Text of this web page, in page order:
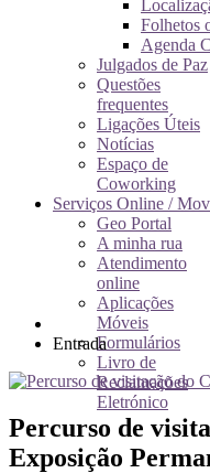
Folhetos
Agenda
Julgados de Paz
Questões
frequentes
Ligações Úteis
Notícias
Espaço de
Coworking
Serviços Online /
Geo Portal
A minha rua
Atendimento
online
Aplicações
Móveis
Formulários
Livro de
Reclamações
Eletrónico
Entrada
Percurso de
Exposição